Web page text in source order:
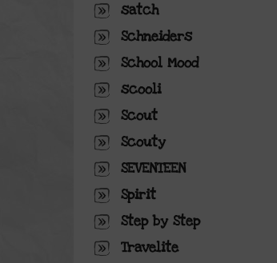
satch
Schneiders
School Mood
scooli
Scout
Scouty
SEVENTEEN
Spirit
Step by Step
Travelite